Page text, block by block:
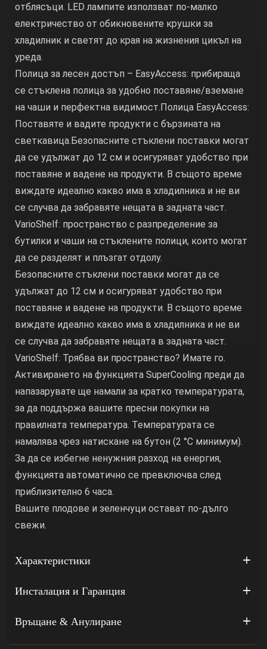
отблясъци. LED лампите използват по-малко
електричество от обикновените крушки за
хладилник и светят до края на жизнения цикъл на
уреда.
Полица за лесен достъп – EasyAccess: прибираща
се стъклена полица за удобно поставяне/вземане
на чаши и перфектна видимост.Полица EasyAccess:
Поставяте и вадите продукти с бързината на
светкавица.Безопасните стъклени поставки могат
да се удължат до 12 см и осигуряват удобство при
поставяне и вадене на продукти. В същото време
виждате идеално какво има в хладилника и не ви
се случва да забравяте нещата в задната част.
VarioShelf: пространство с разпределение за
бутилки и чаши на стъклените полици, които могат
да се разделят и плъзгат отдолу.
Безопасните стъклени поставки могат да се
удължат до 12 см и осигуряват удобство при
поставяне и вадене на продукти. В същото време
виждате идеално какво има в хладилника и не ви
се случва да забравяте нещата в задната част.
VarioShelf: Трябва ви пространство? Имате го.
Активирането на функцията SuperCooling преди да
напазарувате ще намали за кратко температурата,
за да поддържа вашите пресни покупки на
правилната температура. Температурата се
намалява чрез натискане на бутон (2 °C минимум).
За да се избегне ненужния разход на енергия,
функцията автоматично се превключва след
приблизително 6 часа.
Вашите плодове и зеленчуци остават по-дълго
свежи.
Характеристики
Инсталация и Гаранция
Връщане & Анулиране